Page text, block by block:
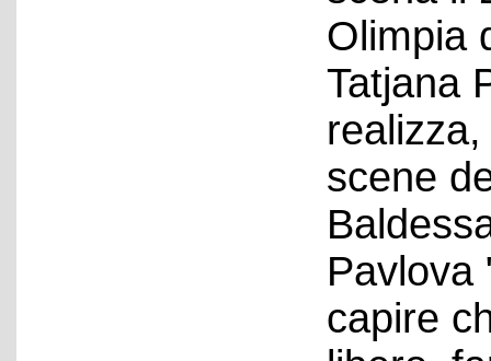
Olimpia
Tatjana
scene
Pavlova
capire